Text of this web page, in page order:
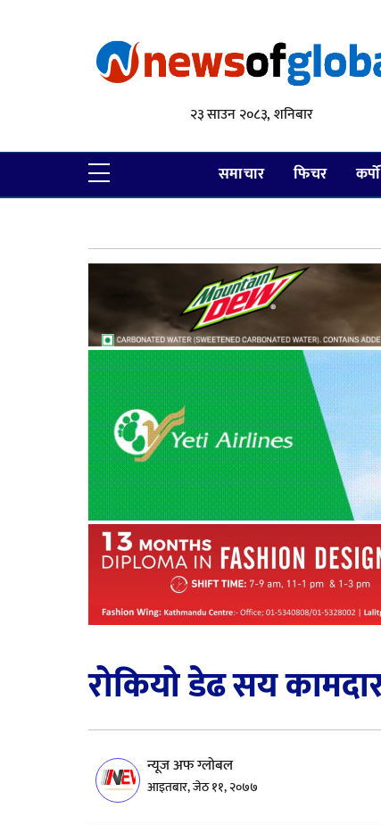
२३ साउन २०८३, शनिबार
समाचार फिचर
रोकियो डेढ सय
न्यूज अफ ग्लोबल
आइतबार, जेठ ११, २०७७